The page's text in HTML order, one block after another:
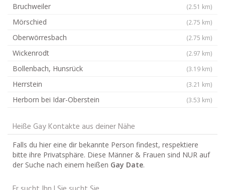
Bruchweiler (2.51 km)
Mörschied (2.75 km)
Oberwörresbach (2.75 km)
Wickenrodt (2.97 km)
Bollenbach, Hunsrück (3.19 km)
Herrstein (3.21 km)
Herborn bei Idar-Oberstein (3.53 km)
Heiße Gay Kontakte aus deiner Nähe
Falls du hier eine dir bekannte Person findest, respektiere
bitte ihre Privatsphäre. Diese Männer & Frauen sind NUR auf
der Suche nach einem heißen Gay Date.